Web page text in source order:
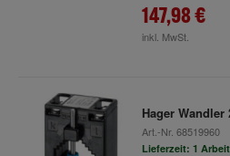
147,98 €
inkl. MwSt.
Hager Wandler
Art.-Nr. 68519960
Lieferzeit: 1